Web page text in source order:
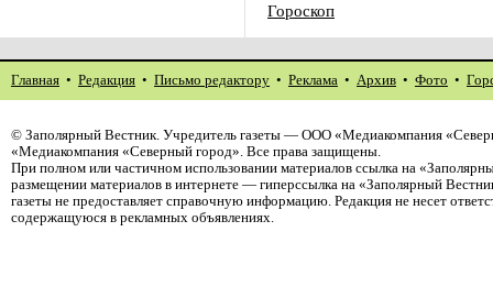
Гороскоп
Главная • Редакция • Письмо редактору • Реклама • Архив • Фото •
© Заполярный Вестник. Учредитель газеты — ООО «Медиакомпания
«Медиакомпания «Северный город». Все права защищены.
При полном или частичном использовании материалов ссылка на
размещении материалов в интернете — гиперссылка на «Заполярный
газеты не предоставляет справочную информацию. Редакция не несет
содержащуюся в рекламных объявлениях.